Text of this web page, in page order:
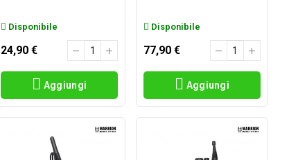
Disponibile
24,90 €
Aggiungi
Disponibile
77,90 €
Aggiungi